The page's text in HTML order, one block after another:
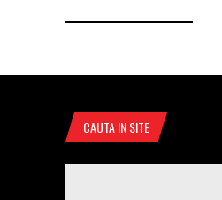
CAUTA IN SITE